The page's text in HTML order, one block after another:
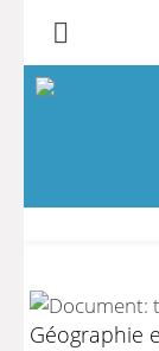
Géographie